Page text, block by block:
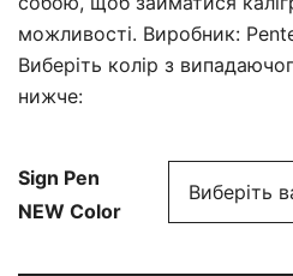
можливості. Виробник:
Виберіть колір з
нижче:
Sign Pen
NEW Color